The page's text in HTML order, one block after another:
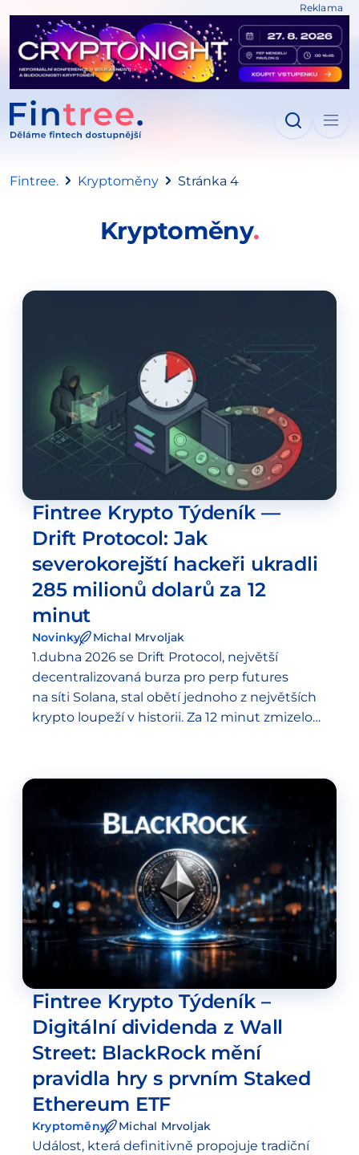
Reklama
Fintree. Kryptoměny Stránka 4
Kryptoměny
Fintree Krypto Týdeník —
Drift Protocol: Jak
severokorejští hackeři ukradli
285 milionů dolarů za 12
minut
Novinky Michal Mrvoljak
1.dubna 2026 se Drift Protocol, největší
decentralizovaná burza pro perp futures
na síti Solana, stal obětí jednoho z největších
krypto loupeží v historii. Za 12 minut zmizelo
Fintree Krypto Týdeník –
Digitální dividenda z Wall
Street: BlackRock mění
pravidla hry s prvním Staked
Ethereum ETF
Kryptoměny Michal Mrvoljak
Událost, která definitivně propojuje tradiční